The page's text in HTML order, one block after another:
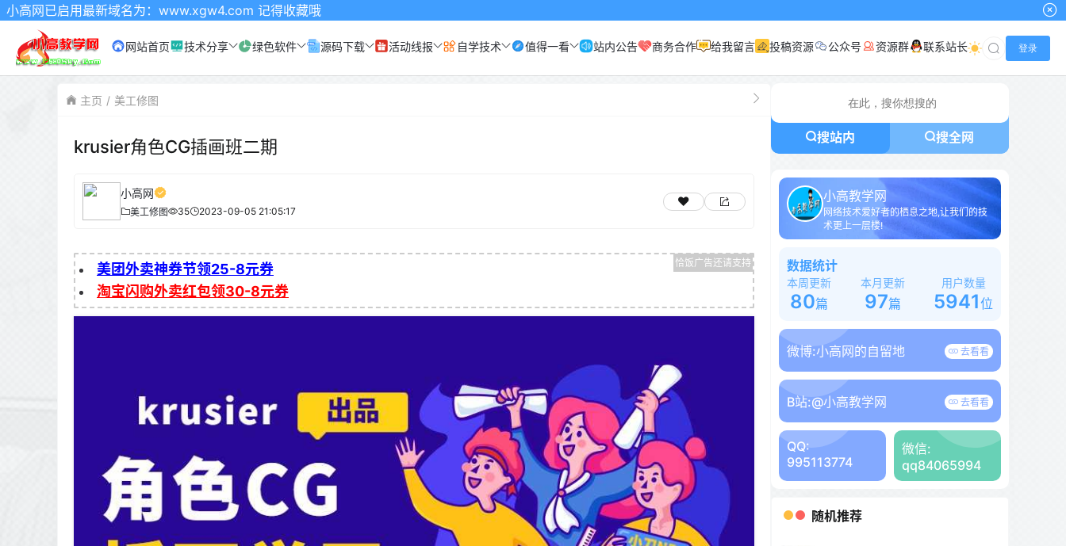
最新域名为：www.xgw4.com 记得收藏哦
网站首页 技术分享 绿色软件 源码下载 活动线报 自学技术 值得一看 站内公告 商务合作 给我留言 投稿资源 公众号 资源群 联系站长 登录
主页 美工修图
krusier角色CG插画班二期
小高网
美工修图 35 2023-09-05 21:05:17
美团外卖神券节领25-8元券
淘宝闪购外卖红包领30-8元券
搜站内 搜全网
小高教学网
网络技术爱好者的栖息之地,让我们的技
术更上一层楼!
数据统计
本周更新
80篇
本月更新
97篇
用户数量
5941位
微博:小高网的自留地 去看看
B站:@小高教学网 去看看
QQ:
995113774
微信:
qq84065994
随机推荐